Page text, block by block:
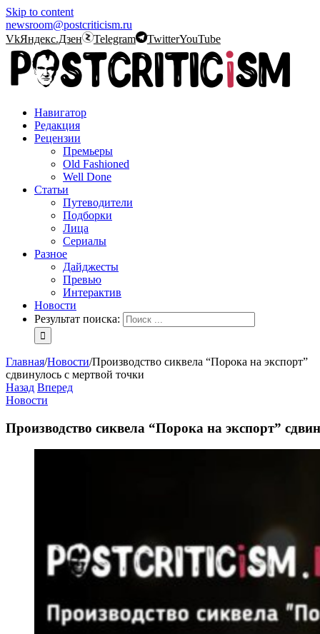
Skip to content
newsroom@postcriticism.ru
VkЯндекс.Дзен Telegram TwitterYouTube
Навигатор
Редакция
Рецензии
Премьеры
Old Fashioned
Well Done
Статьи
Путеводители
Подборки
Лица
Сериалы
Разное
Дайджесты
Превью
Интерактив
Новости
Результат поиска:
Главная/Новости/Производство сиквела “Порока на экспорт”
сдвинулось с мертвой точки
Назад Вперед
Новости
Производство сиквела “Порока на экспорт”